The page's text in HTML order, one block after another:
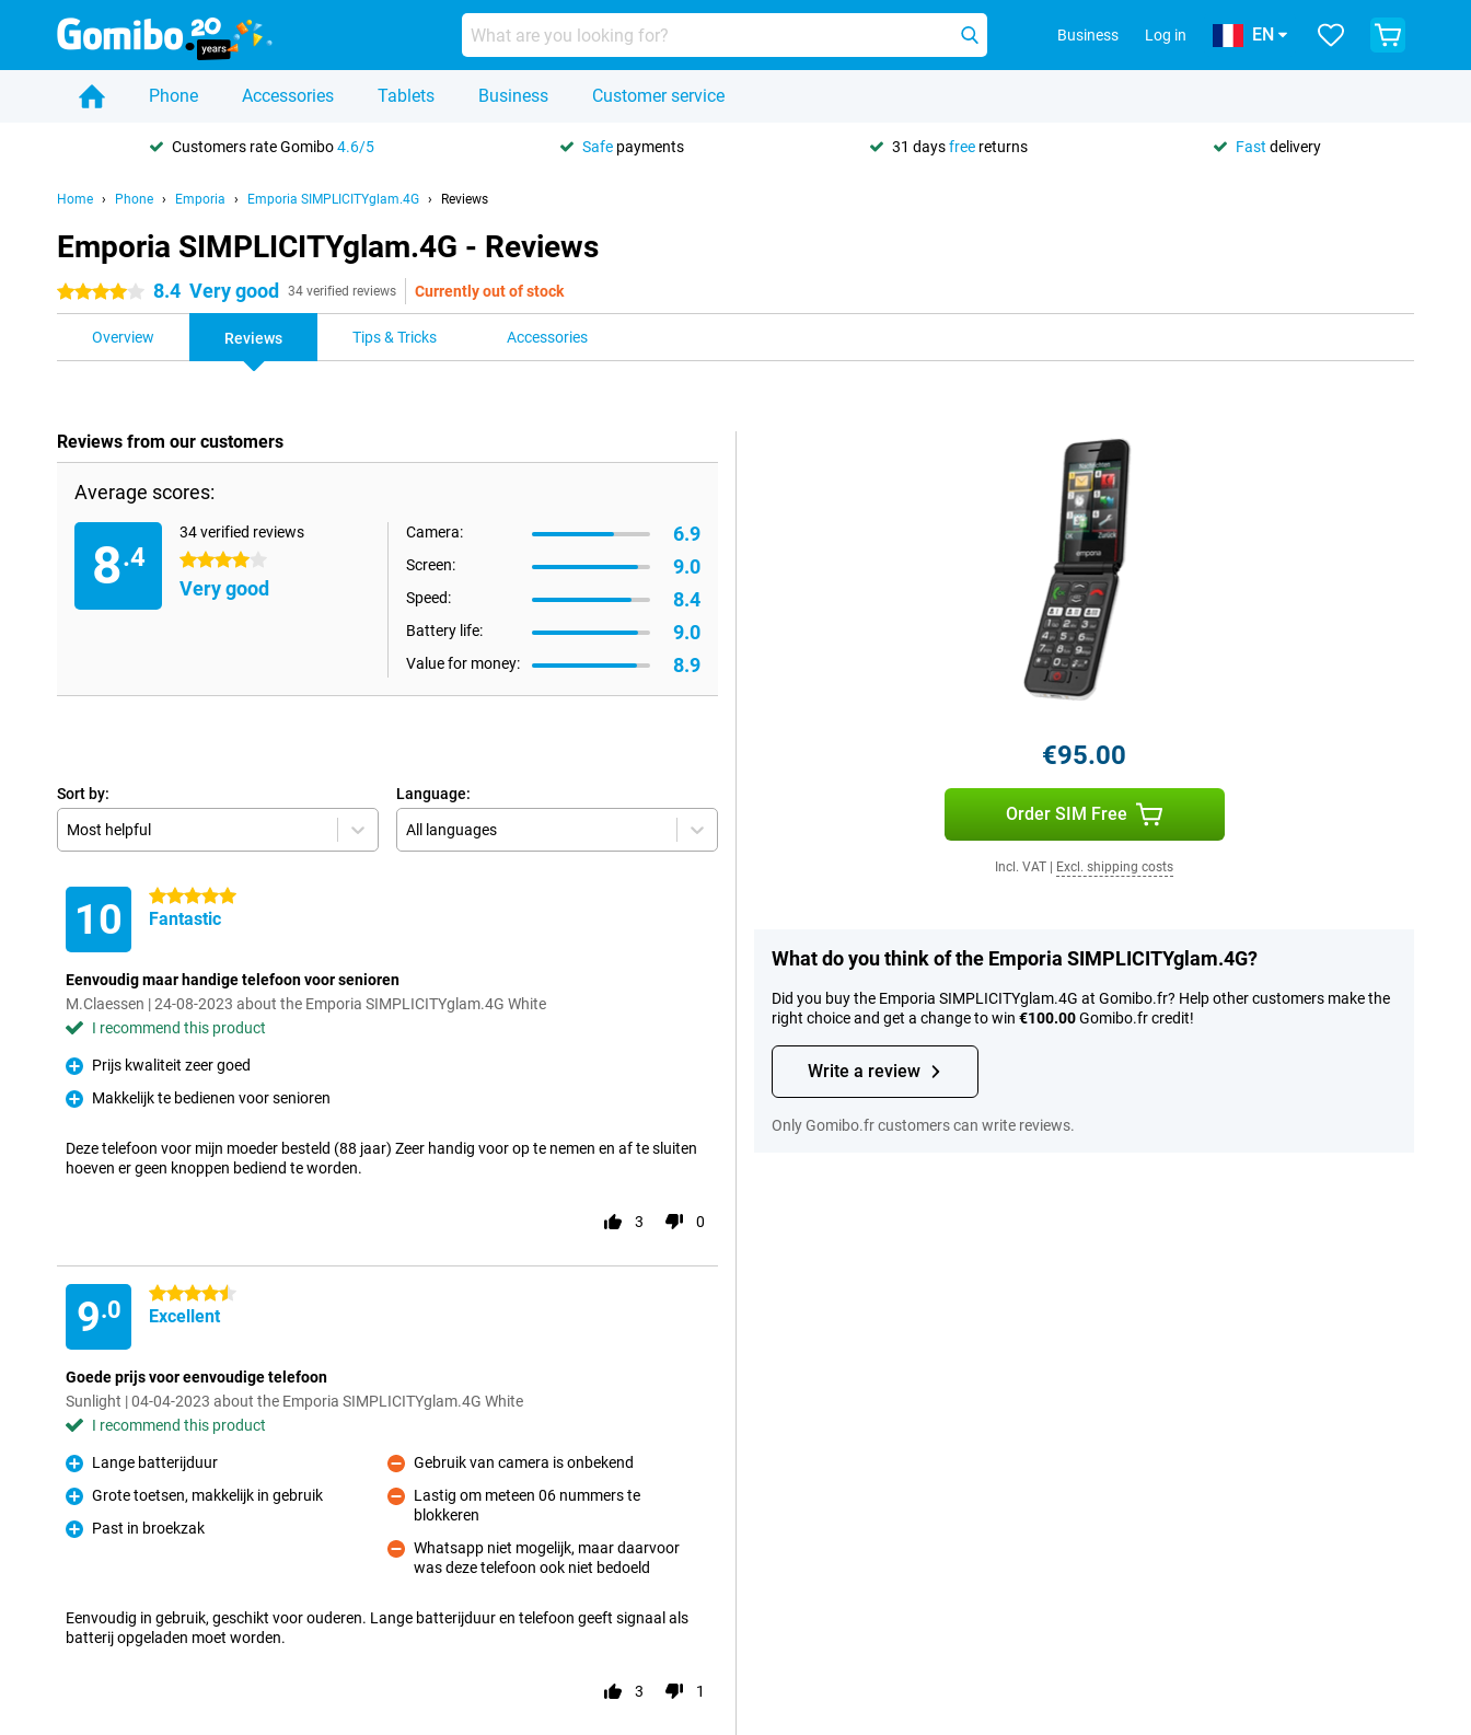
Business Log in EN
Phone Accessories Tablets Business Customer service
Customers rate Gomibo4.6/5 Safe payments 31 daysfree returns Fast delivery
Home Phone Emporia Emporia SIMPLICITYglam.4G Reviews
Emporia SIMPLICITYglam.4G - Reviews
4 stars 8.4 Very good 34 verified reviews Currently out of stock
Overview Reviews Tips & Tricks Accessories
Reviews from our customers
Average scores:
8.4
34 verified reviews
4 stars
Very good
Camera: 6.9
Screen: 9.0
Speed: 8.4
Battery life: 9.0
Value for money: 8.9
Sort by:
Most helpful
Language:
All languages
10 5 stars
Fantastic
Eenvoudig maar handige telefoon voor senioren
M.Claessen | 24-08-2023 about the Emporia SIMPLICITYglam.4G White
I recommend this product
Pro
Prijs kwaliteit zeer goed
Pro
Makkelijk te bedienen voor senioren
Deze telefoon voor mijn moeder besteld (88 jaar) Zeer handig voor op te nemen en af te sluiten
hoeven er geen knoppen bediend te worden.
3 0
9.0
4.5 stars
Excellent
Goede prijs voor eenvoudige telefoon
Sunlight | 04-04-2023 about the Emporia SIMPLICITYglam.4G White
I recommend this product
Pro
Lange batterijduur
Pro
Grote toetsen, makkelijk in gebruik
Pro
Past in broekzak
Con
Gebruik van camera is onbekend
Lastig om meteen 06 nummers te
blokkeren
Con
Whatsapp niet mogelijk, maar daarvoor
was deze telefoon ook niet bedoeld
Eenvoudig in gebruik, geschikt voor ouderen. Lange batterijduur en telefoon geeft signaal als
batterij opgeladen moet worden.
3 1
€95.00
Order SIM Free
Incl. VAT Excl. shipping costs
What do you think of the Emporia SIMPLICITYglam.4G?
Did you buy the Emporia SIMPLICITYglam.4G at Gomibo.fr? Help other customers make the
right choice and get a change to win €100.00Gomibo.fr credit!
Write a review
Only Gomibo.fr customers can write reviews.